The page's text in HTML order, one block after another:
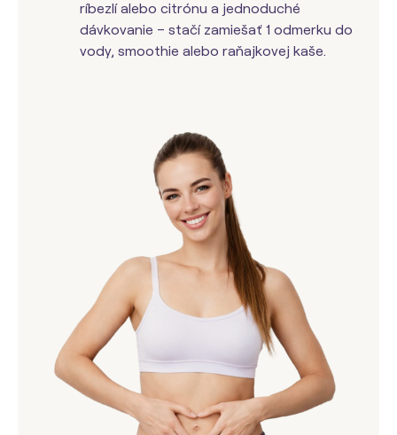
ríbezlí alebo citrónu a jednoduché
dávkovanie – stačí zamiešať 1 odmerku do
vody, smoothie alebo raňajkovej kaše.